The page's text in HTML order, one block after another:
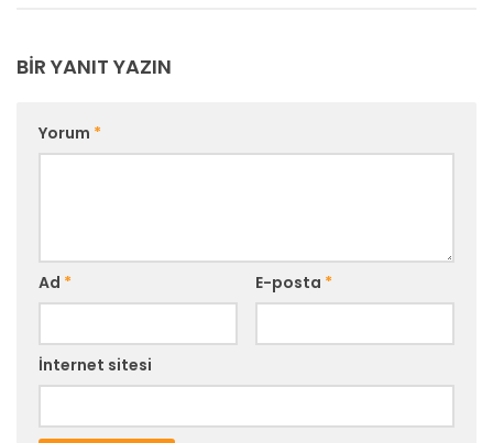
BIR YANIT YAZIN
Yorum *
Ad * E-posta *
İnternet sitesi